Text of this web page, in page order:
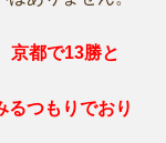
京都で13勝と
るつもりでおり